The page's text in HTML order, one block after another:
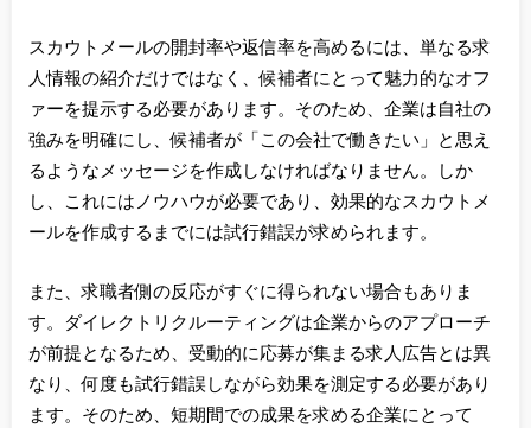
スカウトメールの開封率や返信率を高めるには、単なる求
人情報の紹介だけではなく、候補者にとって魅力的なオフ
ァーを提示する必要があります。そのため、企業は自社の
強みを明確にし、候補者が「この会社で働きたい」と思え
るようなメッセージを作成しなければなりません。しか
し、これにはノウハウが必要であり、効果的なスカウトメ
ールを作成するまでには試行錯誤が求められます。
また、求職者側の反応がすぐに得られない場合もありま
す。ダイレクトリクルーティングは企業からのアプローチ
が前提となるため、受動的に応募が集まる求人広告とは異
なり、何度も試行錯誤しながら効果を測定する必要があり
ます。そのため、短期間での成果を求める企業にとって